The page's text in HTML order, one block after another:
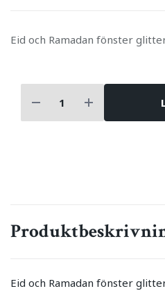
Eid och Ramadan fönster
Eid och Ramadan fönster